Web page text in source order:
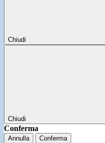
Chiudi
Chiudi
Conferma
Annulla Conferma